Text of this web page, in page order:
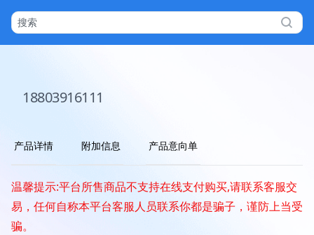
18803916111
产品详情 附加信息 产品意向单
温馨提示:平台所售商品不支持在线支付购买,请联系客服交
易，任何自称本平台客服人员联系你都是骗子，谨防上当受
骗。